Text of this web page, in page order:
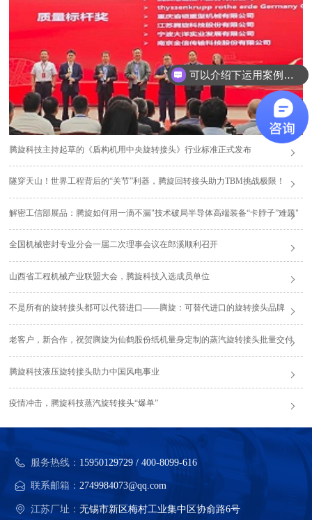
腾旋科技主持起草的《盾构机用中央旋转接头》行业标准正式发布
隧穿天山！世界工程背后的“关节”利器，腾旋回转接头助力TBM挑战极限！
解密工信部展品：腾旋如何用一滴不漏"技术破局半导体高端装备“卡脖子”难题"
全国机械密封专业分会一届二次理事会议在郎溪顺利召开
山西省工程机械产业联盟大会，腾旋科技入选成员单位
不是所有的旋转接头都可以代替进口——腾旋：可替代进口的旋转接头品牌
老客户，新合作，祝贺腾旋为仙鹤股份纸机量身定制的蒸汽旋转接头批量交付
腾旋科技液压旋转接头助力中国风电事业
疫情冲击，腾旋科技蒸汽旋转接头“爆单”
服务热线： 15950129729 / 400-8099-616
联系邮箱：2749984073@qq.com
江苏厂址：无锡市新区梅村工业集中区协俞路6号
可以介绍下运用案例么？